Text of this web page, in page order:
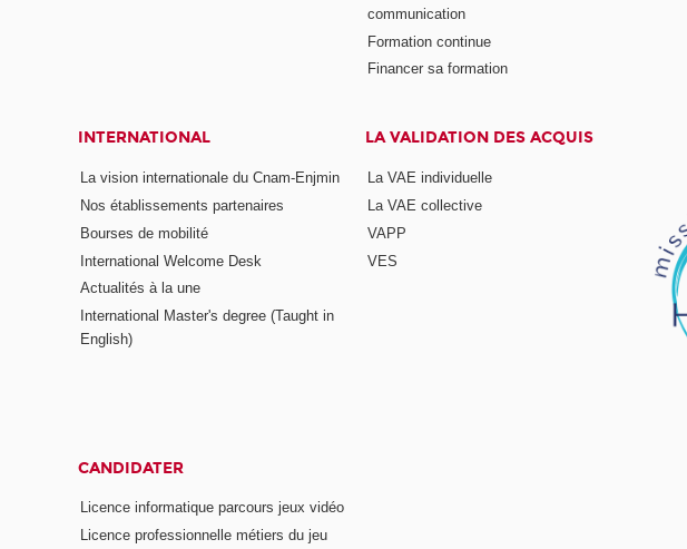
communication
Formation continue
Financer sa formation
INTERNATIONAL
La vision internationale du Cnam-Enjmin
Nos établissements partenaires
Bourses de mobilité
International Welcome Desk
Actualités à la une
International Master's degree (Taught in
English)
LA VALIDATION DES ACQUIS
La VAE individuelle
La VAE collective
VAPP
VES
CANDIDATER
Licence informatique parcours jeux vidéo
Licence professionnelle métiers du jeu